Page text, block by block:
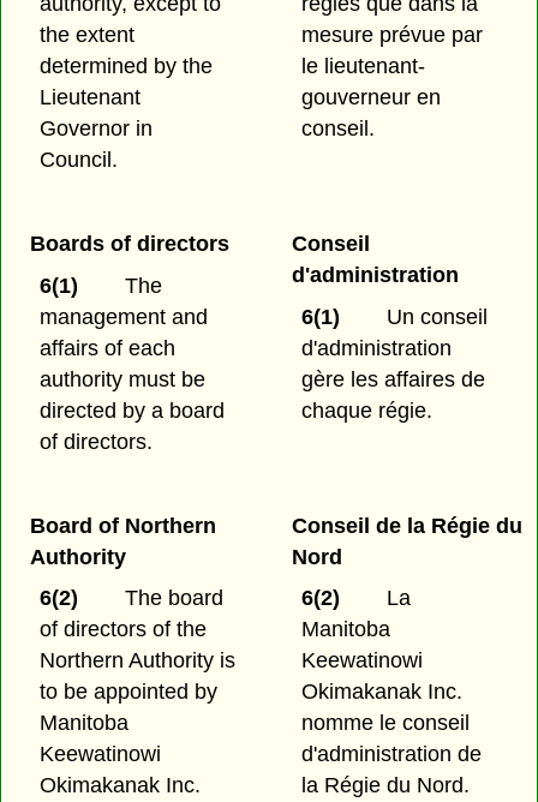
the extent
determined by the
Lieutenant
Governor in
Council.
mesure prévue par
le lieutenant-
gouverneur en
conseil.
Boards of directors
6(1)
The
management and
affairs of each
authority must be
directed by a board
of directors.
Conseil
d'administration
6(1)
Un conseil
d'administration
gère les affaires de
chaque régie.
Board of Northern
Authority
6(2)
The board
of directors of the
Northern Authority is
to be appointed by
Manitoba
Keewatinowi
Okimakanak Inc.
Conseil de la Régie du
Nord
6(2)
La
Manitoba
Keewatinowi
Okimakanak Inc.
nomme le conseil
d'administration de
la Régie du Nord.